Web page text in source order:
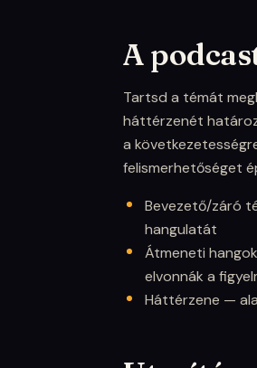
A
Tartsd a témát
háttérzenét
a
felismerhetőséget
Bevezető/záró
hangulatát
Átmeneti
elvonnák a
Háttérzene —